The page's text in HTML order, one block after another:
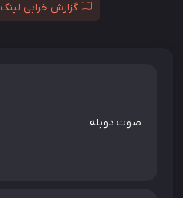
گزارش خرابی لینک
صوت دوبله